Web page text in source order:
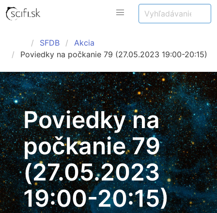
SFDB
Akcia
Poviedky na počkanie 79 (27.05.2023 19:00-20:15)
Poviedky na
počkanie 79
(27.05.2023
19:00-20:15)